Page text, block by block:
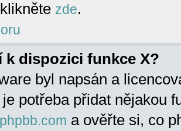
zde.
k dispozici funkce X?
byl napsán a
potřeba přidat nějakou
a ověřte si, co